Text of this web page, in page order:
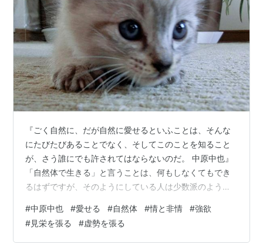
『ごく自然に、だが自然に愛せるといふことは、そんな
にたびたびあることでなく、そしてこのことを知ること
が、さう誰にでも許されてはならないのだ。 中原中也』
「自然体で生きる」と言うことは、何もしなくてもでき
るはずですが、そのようにしている人は少数派のように
歪ませながら緊張して生きている人が多いのではないで
しょうか？ このフレーズを遺した中原中也は、30歳の若
さでこの世を去っています。 開業医の息子として生ま
#中原中也 #愛せる #自然体 #情と非情 #強欲
#見栄を張る #虚勢を張る